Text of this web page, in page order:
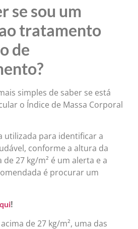
se sou um
tratamento
de
simples de saber se está
o Índice de Massa Corporal
utilizada para identificar a
conforme a altura da
de 27 kg/m² é um alerta e a
é procurar um
!
de 27 kg/m², uma das